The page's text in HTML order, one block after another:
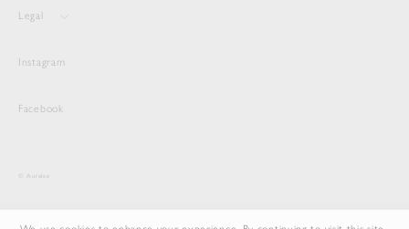
Legal
Instagram
Facebook
© Auralee